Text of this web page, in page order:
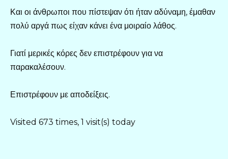
Και οι άνθρωποι που πίστεψαν ότι ήταν αδύναμη, έμαθαν
πολύ αργά πως είχαν κάνει ένα μοιραίο λάθος.
Γιατί μερικές κόρες δεν επιστρέφουν για να
παρακαλέσουν.
Επιστρέφουν με αποδείξεις.
Visited 673 times, 1 visit(s) today